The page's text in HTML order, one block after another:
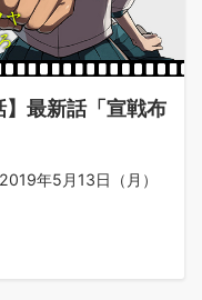
最新話「宣戦布
年5月13日（月）